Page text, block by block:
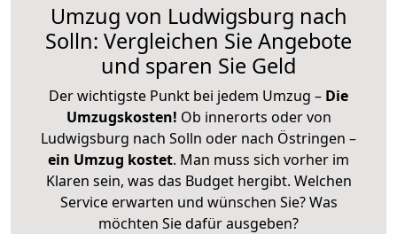
Umzug von Ludwigsburg nach
Solln: Vergleichen Sie Angebote
und sparen Sie Geld
Der wichtigste Punkt bei jedem Umzug – Die
Umzugskosten! Ob innerorts oder von
Ludwigsburg nach Solln oder nach Östringen –
ein Umzug kostet. Man muss sich vorher im
Klaren sein, was das Budget hergibt. Welchen
Service erwarten und wünschen Sie? Was
möchten Sie dafür ausgeben?